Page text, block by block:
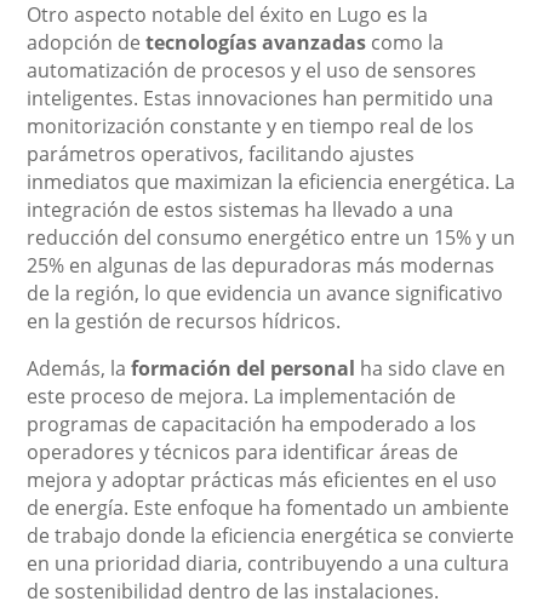
Otro aspecto notable del éxito en Lugo es la
adopción detecnologías avanzadas como la
automatización de procesos y el uso de sensores
inteligentes. Estas innovaciones han permitido una
monitorización constante y en tiempo real de los
parámetros operativos, facilitando ajustes
inmediatos que maximizan la eficiencia energética. La
integración de estos sistemas ha llevado a una
reducción del consumo energético entre un 15% y un
25% en algunas de las depuradoras más modernas
de la región, lo que evidencia un avance significativo
en la gestión de recursos hídricos.
Además, laformación del personal ha sido clave en
este proceso de mejora. La implementación de
programas de capacitación ha empoderado a los
operadores y técnicos para identificar áreas de
mejora y adoptar prácticas más eficientes en el uso
de energía. Este enfoque ha fomentado un ambiente
de trabajo donde la eficiencia energética se convierte
en una prioridad diaria, contribuyendo a una cultura
de sostenibilidad dentro de las instalaciones.